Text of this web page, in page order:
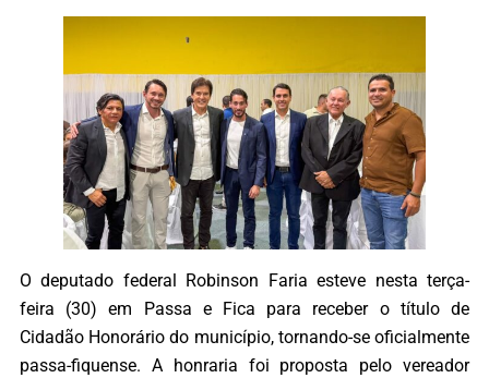
O deputado federal Robinson Faria esteve nesta terça-
feira (30) em Passa e Fica para receber o título de
Cidadão Honorário do município, tornando-se oficialmente
passa-fiquense. A honraria foi proposta pelo vereador